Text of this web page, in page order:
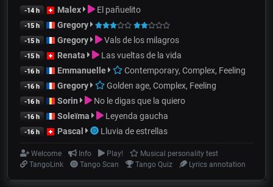
-14 h Malex El pañuelito
-15 h Gregory
-15 h Gregory Vals de los milagros
-15 h Renata Las vueltas de la vida
-16 h Emmanuelle Contemporary, Complex, Feeling
-16 h Gregory Golden age, Complex, Feeling
-16 h Sorin No le digas que la quiero
-16 h Soleïma Leyenda gaucha
-16 h Pascal Lluvia de estrellas
Welcome Info Play!
Musical personality test
TangoLink
Tango Scan Tango Quiz Lyrics annotation